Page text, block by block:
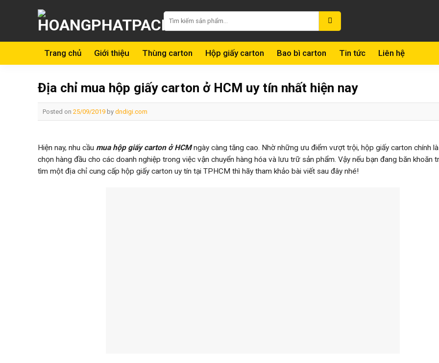
Tìm
kiếm:
Trang chủ Giới thiệu Thùng carton Hộp giấy carton Bao bì carton Tin tức Liên hệ
Địa chỉ mua hộp giấy carton ở HCM uy tín nhất hiện nay
Posted on 25/09/2019 by dndigi.com
Hiện nay, nhu cầu mua hộp giấy carton ở HCMngày càng tăng cao. Nhờ những ưu điểm vượt trội, hộp giấy carton chính
chọn hàng đầu cho các doanh nghiệp trong việc vận chuyển hàng hóa và lưu trữ sản phẩm. Vậy nếu bạn đang băn khoăn
tìm một địa chỉ cung cấp hộp giấy carton uy tín tại TPHCM thì hãy tham khảo bài viết sau đây nhé!